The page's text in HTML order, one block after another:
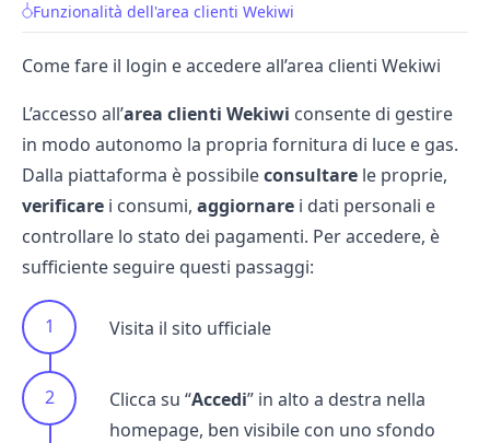
Funzionalità dell'area clienti Wekiwi
Come fare il login e accedere all’area clienti Wekiwi
L’accesso all’area clienti Wekiwi consente di gestire
in modo autonomo la propria fornitura di luce e gas.
Dalla piattaforma è possibileconsultare le proprie,
verificare i consumi, aggiornare i dati personali e
controllare lo stato dei pagamenti. Per accedere, è
sufficiente seguire questi passaggi:
Visita il sito ufficiale
Clicca su “Accedi” in alto a destra nella
homepage, ben visibile con uno sfondo